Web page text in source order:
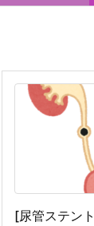
[尿管ステン